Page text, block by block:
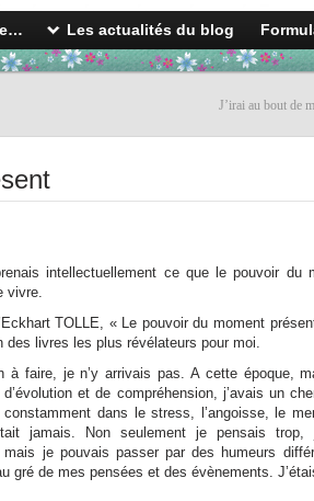
Les actualités du blog
J’irai au bout de
intellectuellement ce que le pouvoir du
vivre.
TOLLE, « Le pouvoir du moment
des livres les plus révélateurs pour moi.
à faire, je n’y arrivais pas. A cette époque,
et de compréhension, j’avais un
dans le stress, l’angoisse, le
jamais. Non seulement je pensais
mais je pouvais passer par des humeurs
gré de mes pensées et des évènements.